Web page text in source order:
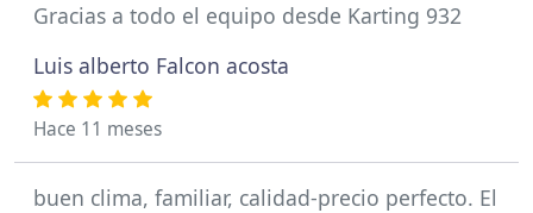
Gracias a todo el equipo desde Karting 932
Luis alberto Falcon acosta
Hace 11 meses
buen clima, familiar, calidad-precio perfecto. El